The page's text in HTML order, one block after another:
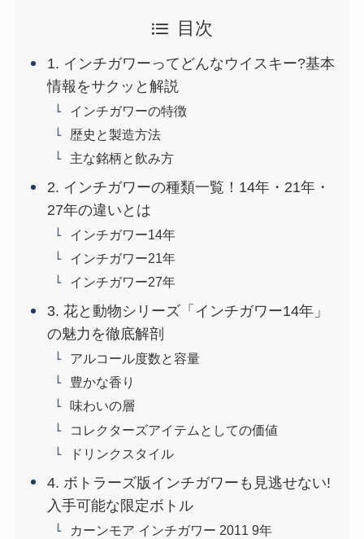
目次
1. インチガワーってどんなウイスキー?基本
情報をサクッと解説
インチガワーの特徴
歴史と製造方法
主な銘柄と飲み方
2. インチガワーの種類一覧！14年・21年・
27年の違いとは
インチガワー14年
インチガワー21年
インチガワー27年
3. 花と動物シリーズ「インチガワー14年」
の魅力を徹底解剖
アルコール度数と容量
豊かな香り
味わいの層
コレクターズアイテムとしての価値
ドリンクスタイル
4. ボトラーズ版インチガワーも見逃せない!
入手可能な限定ボトル
カーンモア インチガワー 2011 9年